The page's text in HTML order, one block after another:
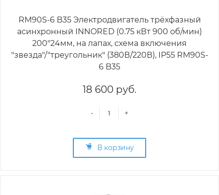
RM90S-6 B35 Электродвигатель трёхфазный
асинхронный INNORED (0.75 кВт 900 об/мин)
200"24мм, на лапах, схема включения
"звезда"/"треугольник" (380В/220В), IP55 RM90S-
6 B35
18 600 руб.
- +
В корзину